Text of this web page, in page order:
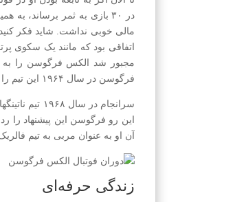
در ۳۰ بازی به ثمر برساند،
مالی خوبی نداشت. شاید فکر
اتفاقی بود که مانند یک سکوی
مجبور شد الکس فرگوسن را به
فرگوسن در سال ۱۹۶۴ این تیم را ترک کرد.
سرانجام در
این رو فرگوسن این پیشنهاد را
آن او به عنوان مربی به تیم
زندگی حرفه‌ای